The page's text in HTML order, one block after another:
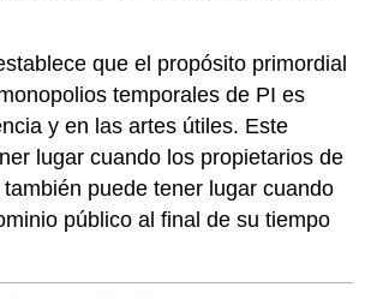
que el propósito primordial
temporales de PI es
y en las artes útiles. Este
lugar cuando los propietarios de
puede tener lugar cuando
público al final de su tiempo